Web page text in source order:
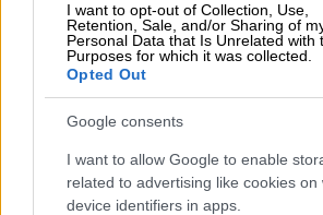
I want to opt-out of Collection, Use,
Retention, Sale, and/or Sharing of
Personal Data that Is Unrelated with
Purposes for which it was collected.
Opted Out
Google consents
I want to allow Google to enable
related to advertising like cookies on
device identifiers in apps.
Επιπροσθέτως θεσπίζονται
αυξήσεις αποδοχών για τις
εταιρειών, οι οποίες μάλιστα
δε θα σχετίζονται με την
ποσοτικών και ποιοτικών
τίθενται και θα δίνονται
εκπλήρωσης των στόχων.